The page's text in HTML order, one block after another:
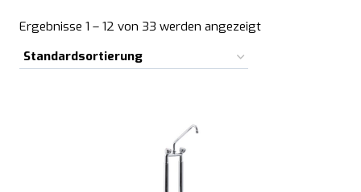
Ergebnisse 1 – 12 von 33 werden angezeigt